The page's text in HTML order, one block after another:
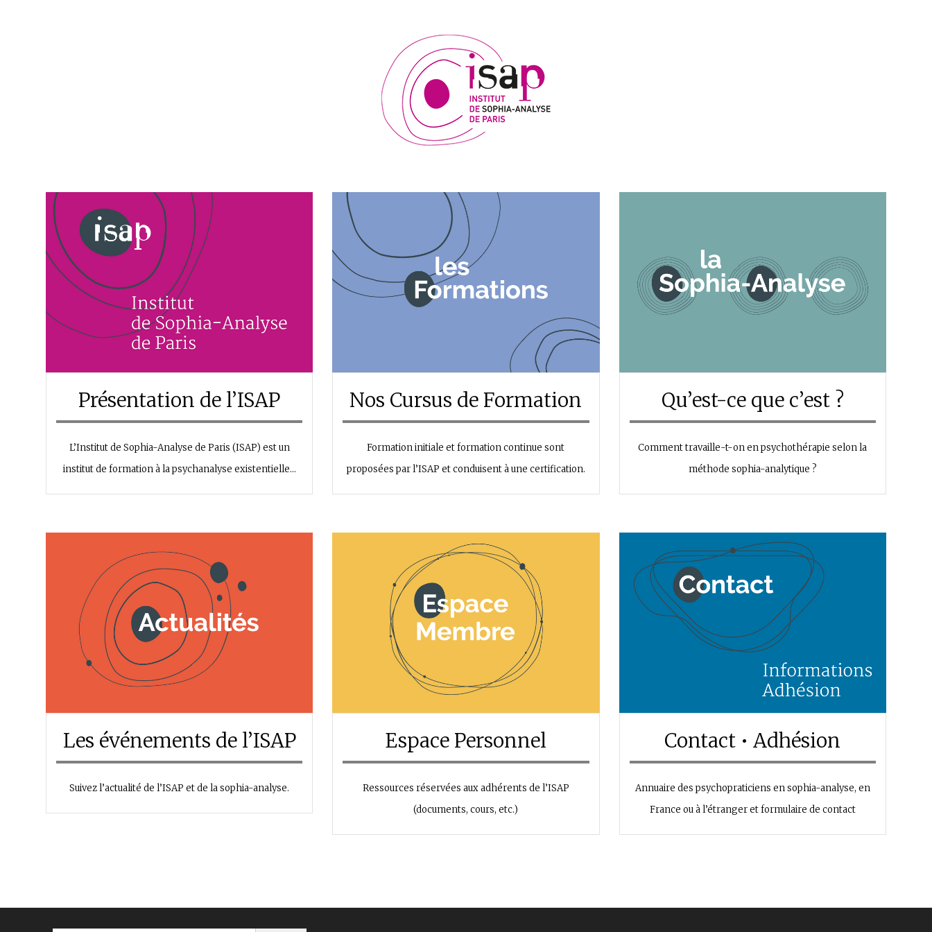
Présentation de l’ISAP
L’Institut de Sophia-Analyse de Paris (ISAP) est un
institut de formation à la psychanalyse existentielle…
Nos Cursus de Formation
Formation initiale et formation continue sont
proposées par l’ISAP et conduisent à une certification.
Qu’est-ce que c’est ?
Comment travaille-t-on en psychothérapie selon la
méthode sophia-analytique ?
Les événements de l’ISAP
Suivez l’actualité de l’ISAP et de la sophia-analyse.
Espace Personnel
Ressources réservées aux adhérents de l’ISAP
(documents, cours, etc.)
Contact • Adhésion
Annuaire des psychopraticiens en sophia-analyse, en
France ou à l’étranger et formulaire de contact